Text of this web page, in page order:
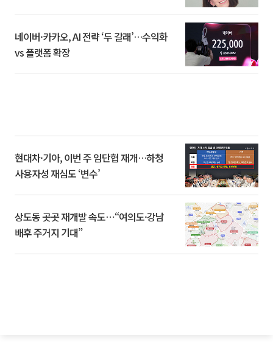
네이버·카카오, AI 전략 ‘두 갈래’…수익화
vs 플랫폼 확장
현대차·기아, 이번 주 임단협 재개…하청
사용자성 재심도 ‘변수’
상도동 곳곳 재개발 속도⋯“여의도·강남
배후 주거지 기대”